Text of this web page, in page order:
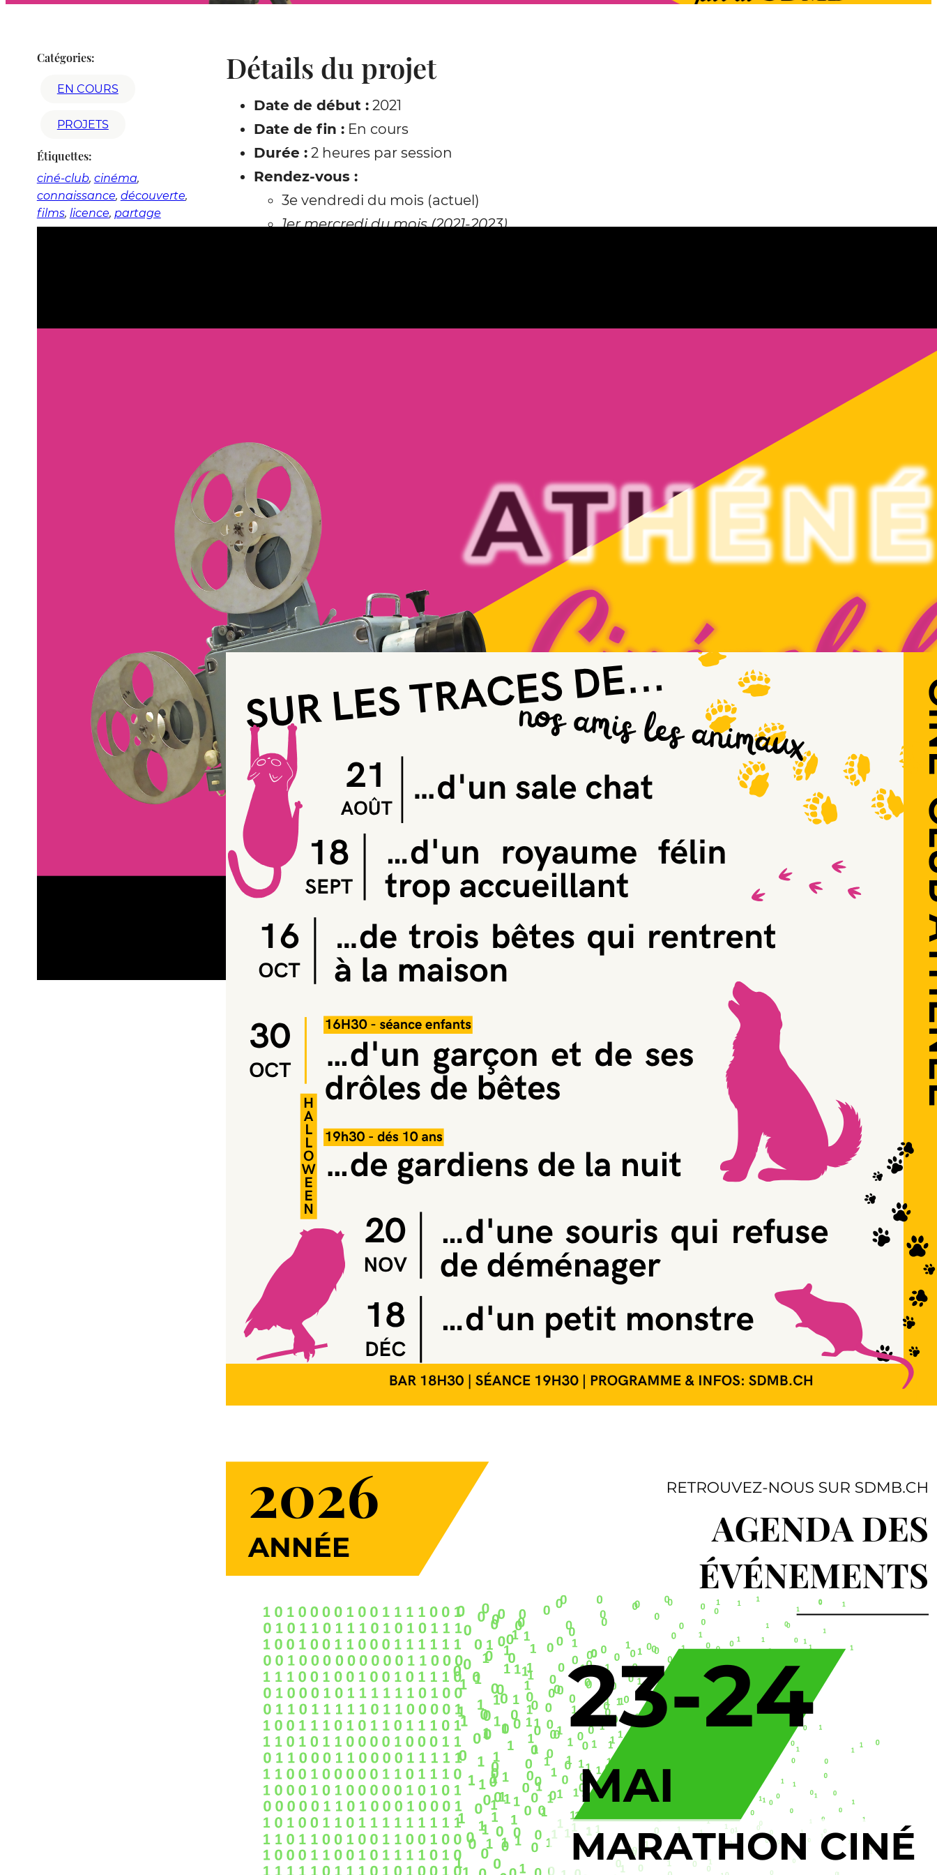
Catégories:
EN COURS
PROJETS
Étiquettes:
ciné-club, cinéma,
connaissance, découverte,
films, licence, partage
Détails du projet
Date de début : 2021
Date de fin : En cours
Durée : 2 heures par session
Rendez-vous :
3e vendredi du mois (actuel)
1er mercredi du mois (2021-2023)
L’année 2021 a vu s’ouvrir le ciné-club Athénée en hommage à la mythique salle de cinéma du
Ouvert à tous sans distinction, ce ciné-club se veut gratuit, convivial et participatif au niveau de
Son système de licence parapluie et sa collection de DVDs offre à chacun la possibilité
d’imaginer ses propres soirées thématiques ou d’organiser des festivals inédits à la demande.
Pour que tout le monde en profite
Grâce à la salle entièrement équipée, tout le monde peut se faire sa propre salle de cinéma.
Vous êtes fan de cinéma ? Nous aussi ! Du manga au cinéma d’auteur, des films engagés au
gros blockbusters américains. Tout est possible !
Les précédents cycle et festivals
Sur les traces de… nos amis les
animaux
EN COURS
PROJETS
Cette année, le Ciné-Club Athénée suit les animaux à la trace Du chat
qui n’en fait qu’à sa tête à la créature qu’on déballe à Noël. On les suit un
peu par curiosité, beaucoup par habitude. Sept séances, sept animaux
— et à la fin de chacun, la même sensation bizarre : on est sûr…
Ciné-marathon 2026 – Sortir du monde
PASSÉS
PROJETS
Et si le monde que vous connaissez n’était pas le vrai ? Week-end
marathon — 23 & 24 mai Le ciné-club Athénée propose un week-end